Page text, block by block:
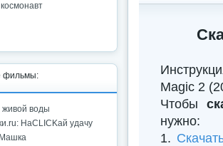
Magic 2
Чтобы
нужно:
1.
фильмы:
воды
НаCLICKай удачу
Машка